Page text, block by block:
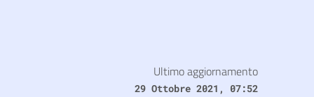
Ultimo aggiornamento
29 Ottobre 2021, 07:52